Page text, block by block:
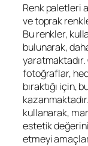
Renk paletleri
ve toprak
Bu renkler,
bulunarak,
fotoğraflar,
bıraktığı için,
kullanarak,
estetik
etmeyi